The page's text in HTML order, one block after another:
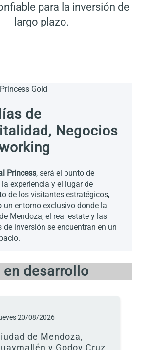
para la inversión de
largo plazo.
de
Negocios
Princess, será el punto de
experiencia y el lugar de
de los visitantes estratégicos,
un entorno exclusivo donde la
Mendoza, el real estate y las
de inversión se encuentran en un
en desarrollo
20/08/2026
de Mendoza,
y Godoy Cruz